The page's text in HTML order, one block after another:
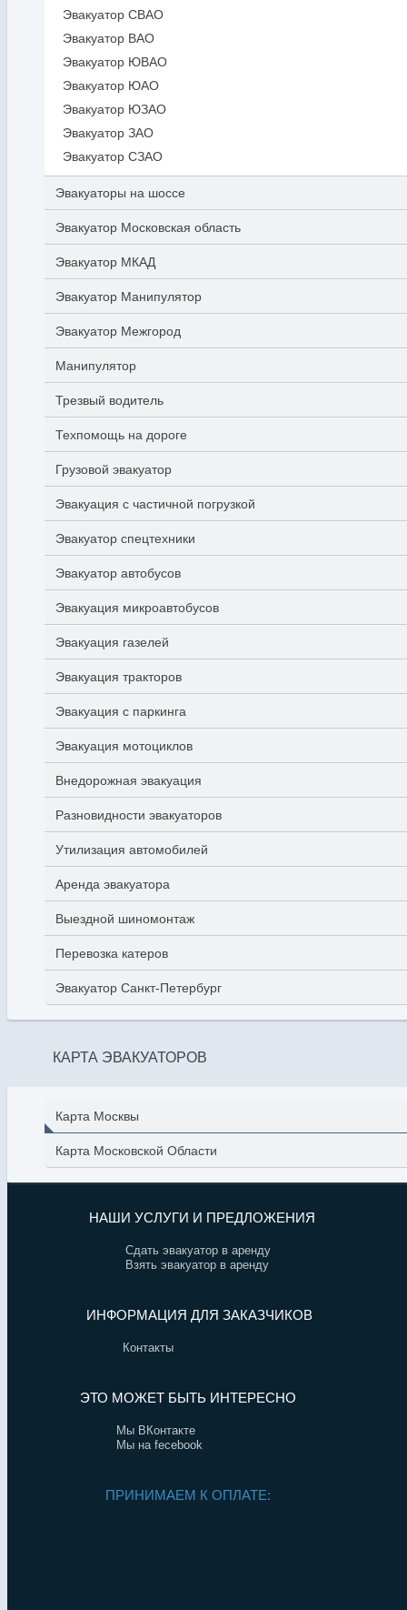
Эвакуатор СВАО
Эвакуатор ВАО
Эвакуатор ЮВАО
Эвакуатор ЮАО
Эвакуатор ЮЗАО
Эвакуатор ЗАО
Эвакуатор СЗАО
Эвакуаторы на шоссе
Эвакуатор Московская область
Эвакуатор МКАД
Эвакуатор Манипулятор
Эвакуатор Межгород
Манипулятор
Трезвый водитель
Техпомощь на дороге
Грузовой эвакуатор
Эвакуация с частичной погрузкой
Эвакуатор спецтехники
Эвакуатор автобусов
Эвакуация микроавтобусов
Эвакуация газелей
Эвакуация тракторов
Эвакуация с паркинга
Эвакуация мотоциклов
Внедорожная эвакуация
Разновидности эвакуаторов
Утилизация автомобилей
Аренда эвакуатора
Выездной шиномонтаж
Перевозка катеров
Эвакуатор Санкт-Петербург
КАРТА ЭВАКУАТОРОВ
Карта Москвы
Карта Московской Области
НАШИ УСЛУГИ И ПРЕДЛОЖЕНИЯ
Сдать эвакуатор в аренду
Взять эвакуатор в аренду
ИНФОРМАЦИЯ ДЛЯ ЗАКАЗЧИКОВ
Контакты
ЭТО МОЖЕТ БЫТЬ ИНТЕРЕСНО
Мы ВКонтакте
Мы на fecebook
ПРИНИМАЕМ К ОПЛАТЕ: